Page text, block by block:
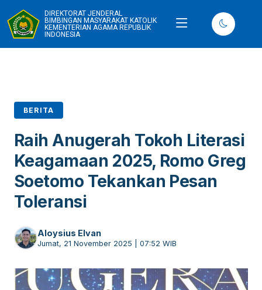
DIREKTORAT JENDERAL
BIMBINGAN MASYARAKAT KATOLIK
KEMENTERIAN AGAMA REPUBLIK
INDONESIA
BERITA
Raih Anugerah Tokoh Literasi
Keagamaan 2025, Romo Greg
Soetomo Tekankan Pesan
Toleransi
Aloysius Elvan
Jumat, 21 November 2025 | 07:52 WIB